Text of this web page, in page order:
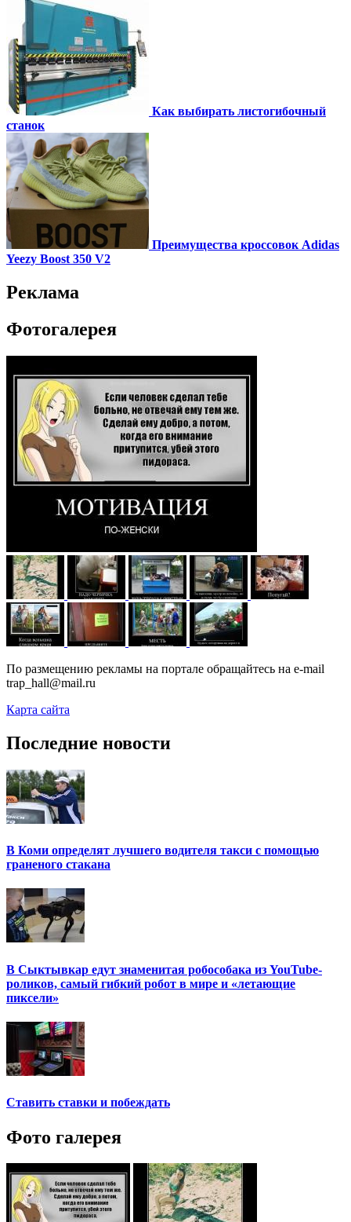
Как выбирать листогибочный
станок
Преимущества кроссовок Adidas
Yeezy Boost 350 V2
Реклама
Фотогалерея
По размещению рекламы на портале обращайтесь на e-mail
trap_hall@mail.ru
Карта сайта
Последние новости
В Коми определят лучшего водителя такси с помощью
граненого стакана
В Сыктывкар едут знаменитая робособака из YouTube-
роликов, самый гибкий робот в мире и «летающие
пиксели»
Ставить ставки и побеждать
Фото галерея